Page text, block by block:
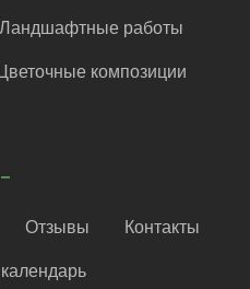
Ландшафтные работы
Цветочные композиции
Отзывы Контакты